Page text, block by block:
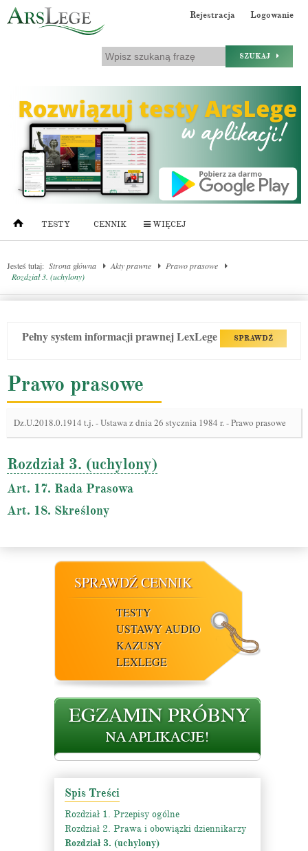
Rejestracja Logowanie
SZUKAJ
TESTY CENNIK WIĘCEJ
Jesteś tutaj: Strona główna Akty prawne
Prawo prasowe
Rozdział 3. (uchylony)
Pełny system informacji prawnej LexLege SPRAWDŹ
Prawo prasowe
Dz.U.2018.0.1914 t.j.-Ustawa z dnia 26 stycznia 1984 r. - Prawo prasowe
Rozdział 3. (uchylony)
Art. 17. Rada Prasowa
Art. 18. Skreślony
SPRAWDŹ CENNIK
TESTY
USTAWY AUDIO
KAZUSY
LEXLEGE
Spis Treści
Rozdział 1. Przepisy ogólne
Rozdział 2. Prawa i obowiązki dziennikarzy
Rozdział 3. (uchylony)